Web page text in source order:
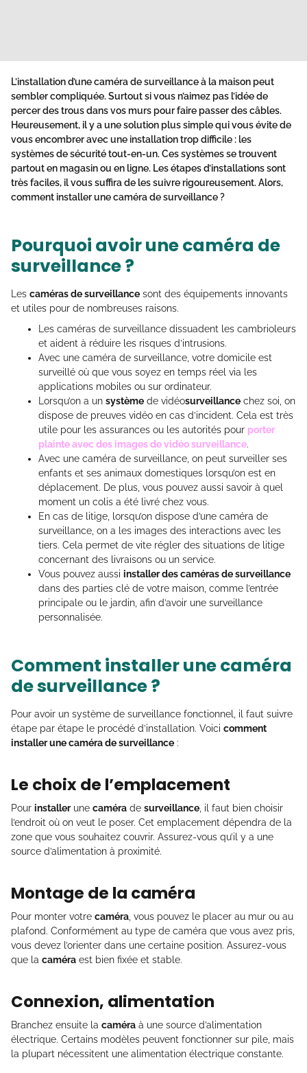
L’installation d’unecaméra de surveillanceà la maison peut
sembler compliquée. Surtout si vous n’aimez pas l’idée de
percer des trous dans vos murs pour faire passer des câbles.
Heureusement, il y a une solution plus simple qui vous évite de
vous encombrer avec une installation trop difficile : les
systèmes de sécuritétout-en-un. Ces systèmes se trouvent
partout en magasin ou en ligne. Les étapes d’installations sont
très faciles, il vous suffira de les suivre rigoureusement. Alors,
comment installer une caméra de surveillance?
Pourquoi avoir une caméra de
surveillance ?
Les caméras de surveillance sont des équipements innovants
et utiles pour de nombreuses raisons.
Les caméras de surveillance dissuadent les cambrioleurs
et aident à réduire les risques d’intrusions.
Avec une caméra de surveillance, votre domicile est
surveillé où que vous soyez en temps réel via les
applications mobiles ou sur ordinateur.
Lorsqu’on a un système de vidéosurveillance chez soi, on
dispose de preuves vidéo en cas d’incident. Cela est très
utile pour les assurances ou les autorités pour porter
plainte avec des images de vidéo surveillance.
Avec une caméra de surveillance, on peut surveiller ses
enfants et ses animaux domestiques lorsqu’on est en
déplacement. De plus, vous pouvez aussi savoir à quel
moment un colis a été livré chez vous.
En cas de litige, lorsqu’on dispose d’une caméra de
surveillance, on a les images des interactions avec les
tiers. Cela permet de vite régler des situations de litige
concernant des livraisons ou un service.
Vous pouvez aussi installer des caméras de surveillance
dans des parties clé de votre maison, comme l’entrée
principale ou le jardin, afin d’avoir une surveillance
personnalisée.
Comment installer une caméra
de surveillance ?
Pour avoir un système de surveillance fonctionnel, il faut suivre
étape par étape le procédé d’installation. Voici comment
installer une caméra de surveillance :
Le choix de l’emplacement
Pour installerune caméra de surveillance, il faut bien choisir
l’endroit où on veut le poser. Cet emplacement dépendra de la
zone que vous souhaitez couvrir. Assurez-vous qu’il y a une
source d’alimentation à proximité.
Montage de la caméra
Pour monter votre caméra, vous pouvez le placer au mur ou au
plafond. Conformément au type de caméra que vous avez pris,
vous devez l’orienter dans une certaine position. Assurez-vous
que la caméra est bien fixée et stable.
Connexion, alimentation
Branchez ensuite la caméra à une source d’alimentation
électrique. Certains modèles peuvent fonctionner sur pile, mais
la plupart nécessitent une alimentation électrique constante.